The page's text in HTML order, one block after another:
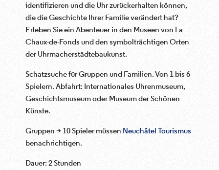
identifizieren und die Uhr zurückerhalten können,
die die Geschichte Ihrer Familie verändert hat?
Erleben Sie ein Abenteuer in den Museen von La
Chaux-de-Fonds und den symbolträchtigen Orten
der Uhrmacherstädtebaukunst.
Schatzsuche für Gruppen und Familien. Von 1 bis 6
Spielern. Abfahrt: Internationales Uhrenmuseum,
Geschichtsmuseum oder Museum der Schönen
Künste.
Gruppen > 10 Spieler müssen Neuchâtel Tourismus
benachrichtigen.
Dauer: 2 Stunden